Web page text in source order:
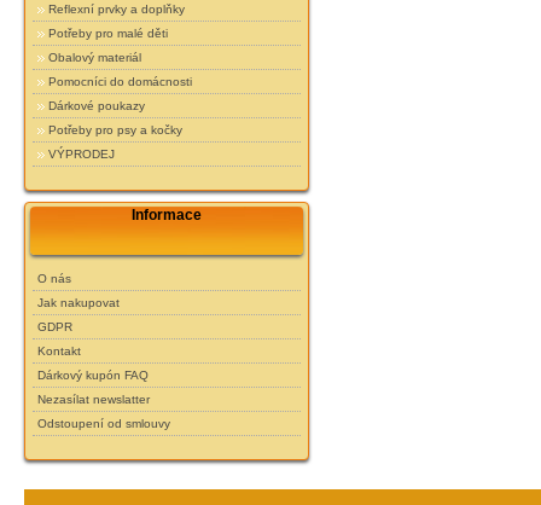
Reflexní prvky a doplňky
Potřeby pro malé děti
Obalový materiál
Pomocníci do domácnosti
Dárkové poukazy
Potřeby pro psy a kočky
VÝPRODEJ
Informace
O nás
Jak nakupovat
GDPR
Kontakt
Dárkový kupón FAQ
Nezasílat newslatter
Odstoupení od smlouvy